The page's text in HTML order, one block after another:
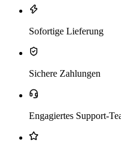
Sofortige Lieferung
Sichere Zahlungen
Engagiertes Support-